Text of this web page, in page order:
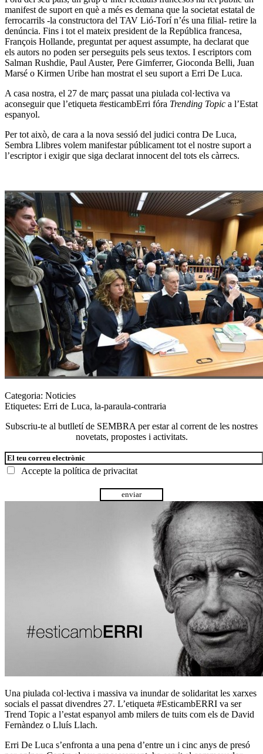
manifest de suport en què a més es demana que la societat estatal de
ferrocarrils -la constructora del TAV Lió-Torí n’és una filial- retire la
denúncia. Fins i tot el mateix president de la República francesa,
François Hollande, preguntat per aquest assumpte, ha declarat que
els autors no poden ser perseguits pels seus textos. I escriptors com
Salman Rushdie, Paul Auster, Pere Gimferrer, Gioconda Belli, Juan
Marsé o Kirmen Uribe han mostrat el seu suport a Erri De Luca.
A casa nostra, el 27 de març passat una piulada col·lectiva va
aconseguir que l’etiqueta #esticambErri fóra Trending Topic a l’Estat
espanyol.
Per tot això, de cara a la nova sessió del judici contra De Luca,
Sembra Llibres volem manifestar públicament tot el nostre suport a
l’escriptor i exigir que siga declarat innocent del tots els càrrecs.
Categoria: Noticies
Etiquetes: Erri de Luca, la-paraula-contraria
Subscriu-te al butlletí de SEMBRA per estar al corrent de les nostres
novetats, propostes i activitats.
Accepte la política de privacitat
Una piulada col·lectiva i massiva va inundar de solidaritat les xarxes
socials el passat divendres 27. L’etiqueta ‪#‎EsticambERRI‬ va ser
Trend Topic a l’estat espanyol amb milers de tuits com els de David
Fernàndez o Lluís Llach.
Erri De Luca s’enfronta a una pena d’entre un i cinc anys de presó